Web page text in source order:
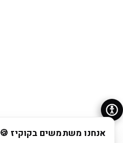
אנחנו משתמשים בקוקיז 🍪